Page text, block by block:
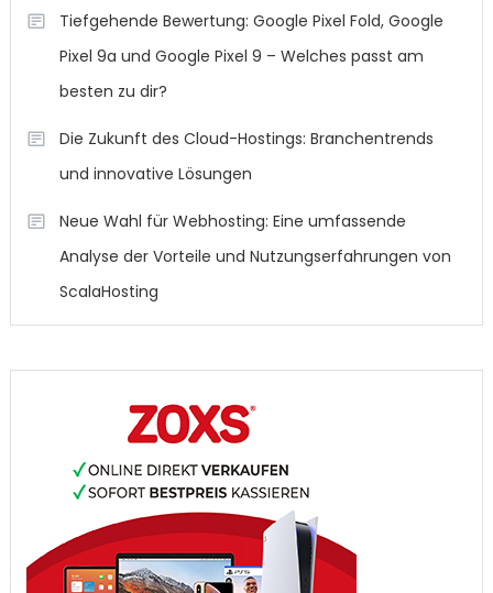
Tiefgehende Bewertung: Google Pixel Fold, Google
Pixel 9a und Google Pixel 9 – Welches passt am
besten zu dir?
Die Zukunft des Cloud-Hostings: Branchentrends
und innovative Lösungen
Neue Wahl für Webhosting: Eine umfassende
Analyse der Vorteile und Nutzungserfahrungen von
ScalaHosting